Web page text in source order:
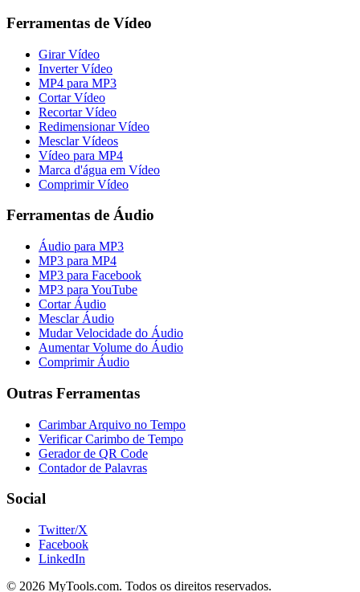
Ferramentas de Vídeo
Girar Vídeo
Inverter Vídeo
MP4 para MP3
Cortar Vídeo
Recortar Vídeo
Redimensionar Vídeo
Mesclar Vídeos
Vídeo para MP4
Marca d'água em Vídeo
Comprimir Vídeo
Ferramentas de Áudio
Áudio para MP3
MP3 para MP4
MP3 para Facebook
MP3 para YouTube
Cortar Áudio
Mesclar Áudio
Mudar Velocidade do Áudio
Aumentar Volume do Áudio
Comprimir Áudio
Outras Ferramentas
Carimbar Arquivo no Tempo
Verificar Carimbo de Tempo
Gerador de QR Code
Contador de Palavras
Social
Twitter/X
Facebook
LinkedIn
© 2026 MyTools.com. Todos os direitos reservados.